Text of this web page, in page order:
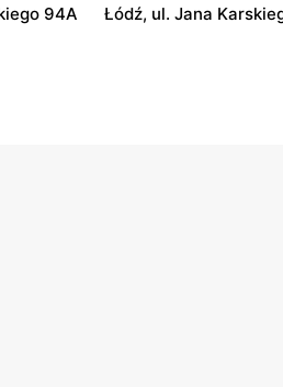
94A Łódź, ul. Jana